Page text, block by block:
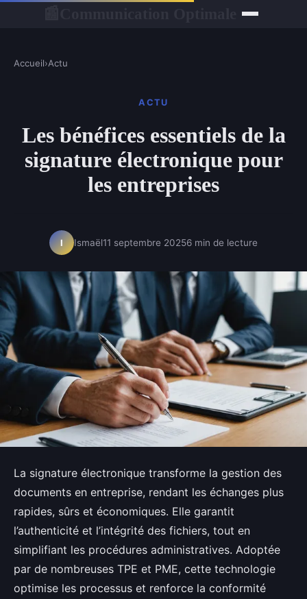
Accueil›Actu
ACTU
Les bénéfices essentiels de la
signature électronique pour
les entreprises
I Ismaël11 septembre 20256 min de lecture
La signature électronique transforme la gestion des
documents en entreprise, rendant les échanges plus
rapides, sûrs et économiques. Elle garantit
l’authenticité et l’intégrité des fichiers, tout en
simplifiant les procédures administratives. Adoptée
par de nombreuses TPE et PME, cette technologie
optimise les processus et renforce la conformité